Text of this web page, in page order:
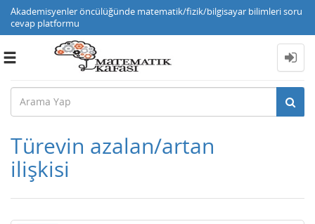
Akademisyenler öncülüğünde matematik/fizik/bilgisayar bilimleri soru
cevap platformu
Toggle
Türevin azalan/artan
ilişkisi